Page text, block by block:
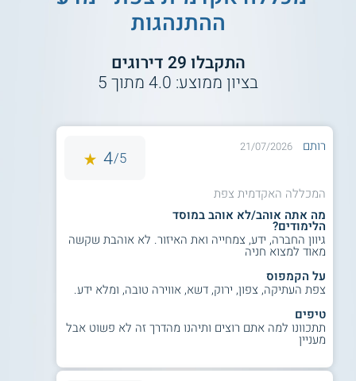
ממוצע בגרויות 85 ומעלה (ללא פסיכומטרי),
וגם ראיון אישי.
או - בעלי ממוצע בגרות 80 וגם ציון
ציון 100 ומעלה במבחן יע"ל.
ראיון קבלה.
על מוסד הלימוד
בתכניות לתואר ראשון ולתואר שני. בין התכניות הנוספות שניתן
ללמוד בהן במוסד זה אפשר למצוא לימודי משפטים, לימודי
מערכות מידע,לימודי עבודה סוציאלית
ומוזיקה, לימודי רפואת חירום, לימודי מדעי המעבדה הרפואית,
ועוד.
למידע נוסף לחצו:
האקדמית צפת
ההתנהגות
התקבלו 29 דירוגים
בציון ממוצע: 4.0מתוך5
רותם 21/07/2026
5/
4
המכללה האקדמית צפת
מה אתה אוהב/לא אוהב במוסד
הלימודים?
גיוון החברה, ידע, צמחייה ואת האיזור. לא אוהבת שקשה
מאוד למצוא חניה
על הקמפוס
צפת העתיקה, צפון, ירוק, דשא, אווירה טובה, ומלא ידע.
טיפים
תתכוונו למה אתם רוצים ותיהנו מהדרך זה לא פשוט אבל
מעניין